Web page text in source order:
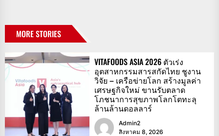
MORE STORIES
VITAFOODS ASIA 2026 ตัวเร่ง
อุตสาหกรรมสารสกัดไทย ชูงาน
วิจัย – เครือข่ายโลก สร้างมูลค่า
เศรษฐกิจใหม่ ขานรับตลาด
โภชนาการสุขภาพโลกโตทะลุ
ล้านล้านดอลลาร์
Admin2
สิงหาคม 8, 2026